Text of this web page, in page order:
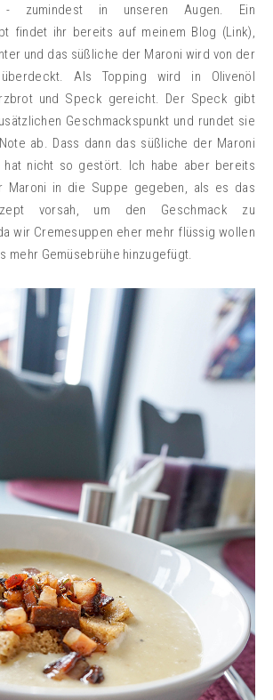
zumindest in unseren Augen. Ein
findet ihr bereits auf meinem Blog (Link),
und das süßliche der Maroni wird von der
Als Topping wird in Olivenöl
und Speck gereicht. Der Speck gibt
Geschmackspunkt und rundet sie
ab. Dass dann das süßliche der Maroni
hat nicht so gestört. Ich habe aber bereits
Maroni in die Suppe gegeben, als es das
vorsah, um den Geschmack zu
wir Cremesuppen eher mehr flüssig wollen
mehr Gemüsebrühe hinzugefügt.